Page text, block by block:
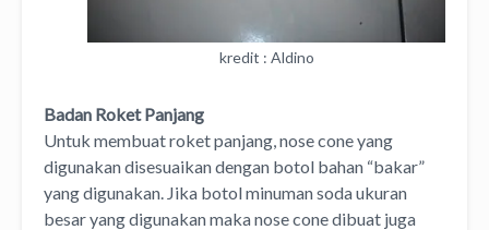
kredit : Aldino
Badan Roket Panjang
Untuk membuat roket panjang, nose cone yang
digunakan disesuaikan dengan botol bahan “bakar”
yang digunakan. Jika botol minuman soda ukuran
besar yang digunakan maka nose cone dibuat juga